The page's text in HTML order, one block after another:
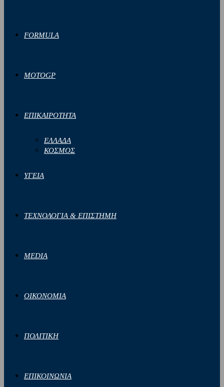
FORMULA
MOTOGP
ΕΠΙΚΑΙΡΟΤΗΤΑ
ΕΛΛΑΔΑ
ΚΟΣΜΟΣ
ΥΓΕΙΑ
ΤΕΧΝΟΛΟΓΙΑ & ΕΠΙΣΤΗΜΗ
MEDIA
ΟΙΚΟΝΟΜΙΑ
ΠΟΛΙΤΙΚΗ
ΕΠΙΚΟΙΝΩΝΙΑ